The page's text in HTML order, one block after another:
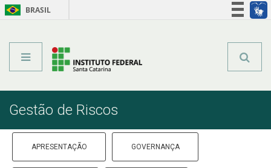
BRASIL
Gestão de Riscos
APRESENTAÇÃO GOVERNANÇA